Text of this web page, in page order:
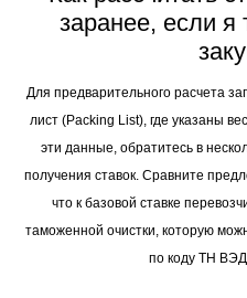
заранее, если я
Для предварительного расчета
лист (Packing List), где указаны
эти данные, обратитесь в
получения ставок. Сравните
что к базовой ставке
таможенной очистки, которую
по коду ТН